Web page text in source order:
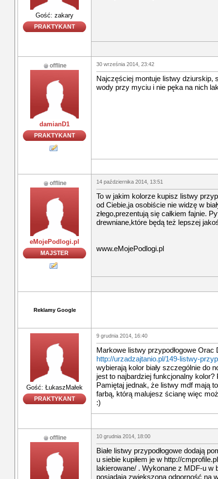
Gość: zakary
PRAKTYKANT
offline
damianD1
PRAKTYKANT
30 września 2014, 23:42
Najczęściej montuje listwy dziurskip,
wody przy myciu i nie pęka na nich
offline
eMojePodlogi.pl
MAJSTER
14 października 2014, 13:51
To w jakim kolorze kupisz listwy
od Ciebie,ja osobiście nie widzę w
złego,prezentują się całkiem fajnie.
drewniane,które będą też lepszej
www.eMojePodlogi.pl
Reklamy Google
Gość: ŁukaszMałek
PRAKTYKANT
9 grudnia 2014, 16:40
Markowe listwy przypodłogowe
http://urzadzajtanio.pl/149-listwy-
wybierają kolor biały szczególnie do
jest to najbardziej funkcjonalny kolor?
Pamiętaj jednak, że listwy mdf mają
farbą, którą malujesz ścianę więc
:)
offline 10 grudnia 2014, 18:00
Białe listwy przypodłogowe dodają
u siebie kupiłem je w http://
lakierowane/ . Wykonane z MDF-u w
posiadają zwiększoną odporność na